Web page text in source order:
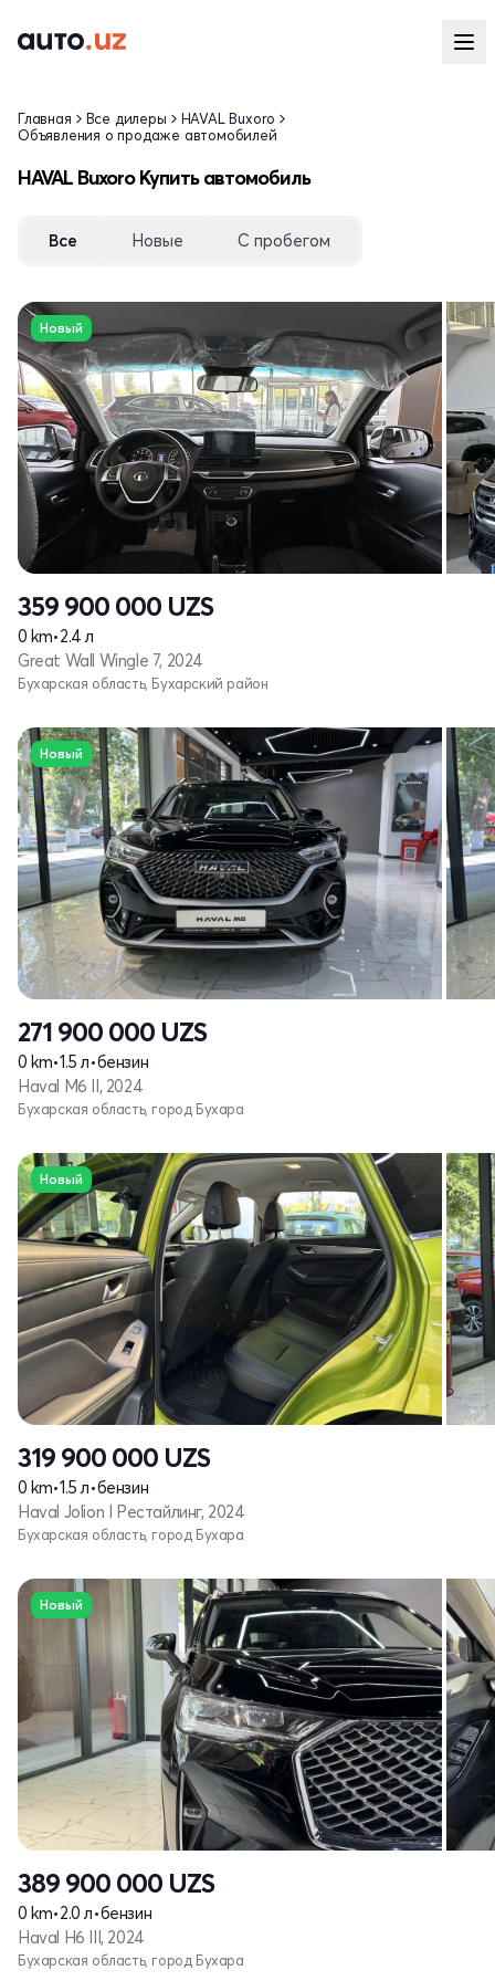
Главная Все дилеры
HAVAL Buxoro
Объявления о продаже автомобилей
HAVAL Buxoro Купить автомобиль
Все Новые С пробегом
Новый
359 900 000 UZS
0 km•2.4 л
Great Wall Wingle 7, 2024
Бухарская область, Бухарский район
Новый
271 900 000 UZS
0 km•1.5 л•бензин
Haval M6 II, 2024
Бухарская область, город Бухара
Новый
319 900 000 UZS
0 km•1.5 л•бензин
Haval Jolion I Рестайлинг, 2024
Бухарская область, город Бухара
Новый
389 900 000 UZS
0 km•2.0 л•бензин
Haval H6 III, 2024
Бухарская область, город Бухара